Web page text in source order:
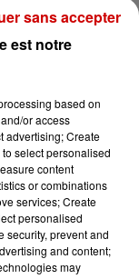
Voir plus
est notre
based on
or access
advertising; Create
select personalised
content
or combinations
services; Create
personalised
security, prevent and
and content;
may
sans accepter